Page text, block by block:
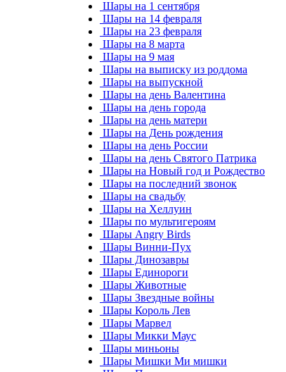
Шары на 1 сентября
Шары на 14 февраля
Шары на 23 февраля
Шары на 8 марта
Шары на 9 мая
Шары на выписку из роддома
Шары на выпускной
Шары на день Валентина
Шары на день города
Шары на день матери
Шары на День рождения
Шары на день России
Шары на день Святого Патрика
Шары на Новый год и Рождество
Шары на последний звонок
Шары на свадьбу
Шары на Хеллуин
Шары по мультигероям
Шары Angry Birds
Шары Винни-Пух
Шары Динозавры
Шары Единороги
Шары Животные
Шары Звездные войны
Шары Король Лев
Шары Марвел
Шары Микки Маус
Шары миньоны
Шары Мишки Ми мишки